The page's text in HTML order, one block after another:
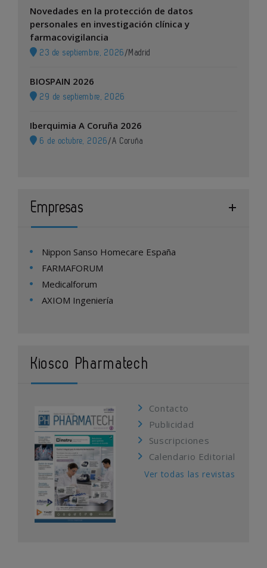
Novedades en la protección de datos
personales en investigación clínica y
farmacovigilancia
23 de septiembre, 2026 / Madrid
BIOSPAIN 2026
29 de septiembre, 2026
Iberquimia A Coruña 2026
6 de octubre, 2026 /A Coruña
Empresas
Nippon Sanso Homecare España
FARMAFORUM
Medicalforum
AXIOM Ingeniería
Kiosco Pharmatech
Contacto
Publicidad
Suscripciones
Calendario Editorial
Ver todas las revistas